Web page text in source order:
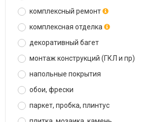
комплексный ремонт
комплексная отделка
декоративный багет
монтаж конструкций (ГКЛ и пр)
напольные покрытия
обои, фрески
паркет, пробка, плинтус